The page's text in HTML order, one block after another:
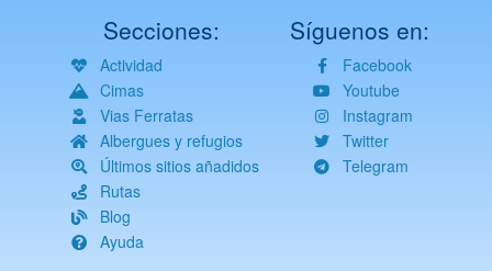
Secciones:
Actividad
Cimas
Vias Ferratas
Albergues y refugios
Últimos sitios añadidos
Rutas
Blog
Ayuda
Síguenos en:
Facebook
Youtube
Instagram
Twitter
Telegram